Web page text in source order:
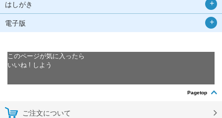
はしがき
電子版
このページが気に入ったら
いいね ! しよう
Pagetop
ご注文について